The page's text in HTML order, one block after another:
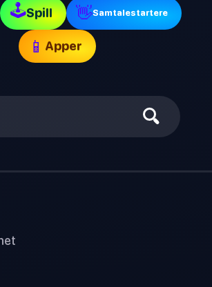
🕹Spill 👋Samtalestartere
📱 Apper